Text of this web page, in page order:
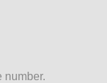
number.